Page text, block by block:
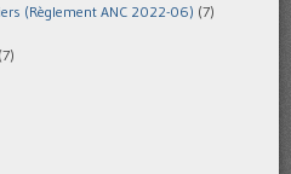
(Règlement ANC 2022-06) (7)
(7)